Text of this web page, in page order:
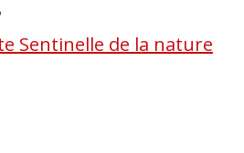
Sentinelle de la nature